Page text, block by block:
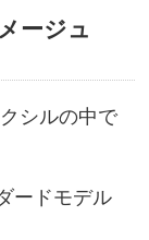
ージュ
シルの中で
ードモデル